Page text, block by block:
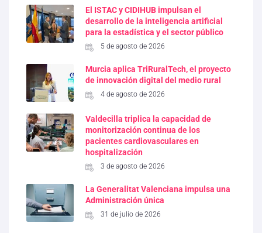
El ISTAC y CIDIHUB impulsan el
desarrollo de la inteligencia artificial
para la estadística y el sector público
5 de agosto de 2026
Murcia aplica TriRuralTech, el proyecto
de innovación digital del medio rural
4 de agosto de 2026
Valdecilla triplica la capacidad de
monitorización continua de los
pacientes cardiovasculares en
hospitalización
3 de agosto de 2026
La Generalitat Valenciana impulsa una
Administración única
31 de julio de 2026